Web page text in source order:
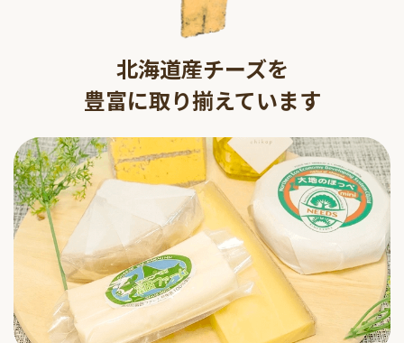
北海道産チーズを
豊富に取り揃えています